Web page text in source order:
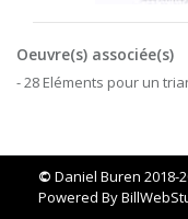
Oeuvre(s) associée(s)
- 28 Eléments pour un
© Daniel Buren 2018-
Powered By